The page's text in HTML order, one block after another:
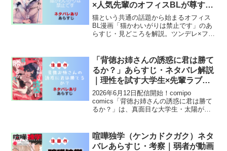
×人気先輩のオフィスBLが尊すぎ
る
猫という共通の話題から始まるオフィス
BL漫画「猫かわいがりは禁止です」のあ
らすじ・見どころを解説。ツンデレ×フレ
「背徳お姉さんの誘惑に君は勝て
るか？」あらすじ・ネタバレ解説
｜理性を試す大学生×先輩ラブコ
メ
2026年6月12日配信開始！comipo
comics「背徳お姉さんの誘惑に君は勝て
るか？」は、真面目な大学生・太陽が自
は？
喧嘩独学（ケンカドクガク）ネタ
バレあらすじ・考察｜弱者が動画